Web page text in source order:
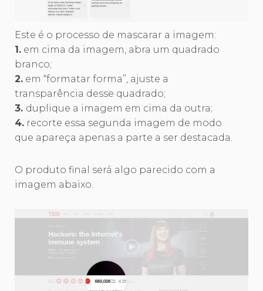
Este é o processo de mascarar a imagem:
1. em cima da imagem, abra um quadrado
branco;
2. em “formatar forma”, ajuste a
transparência desse quadrado;
3. duplique a imagem em cima da outra;
4. recorte essa segunda imagem de modo
que apareça apenas a parte a ser destacada.
O produto final será algo parecido com a
imagem abaixo.